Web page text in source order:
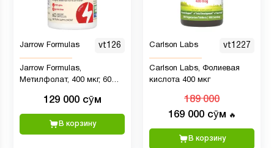
Jarrow Formulas vt126
Jarrow Formulas,
Метилфолат, 400 мкг, 60
129 000 сӯм
В корзину
Carlson Labs vt1227
Carlson Labs, Фолиевая
кислота 400 мкг
189 000
169 000 сӯм 🔥
В корзину